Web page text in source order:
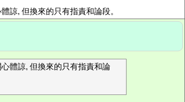
諒, 但換來的只有指責和論段。
體諒, 但換來的只有指責和論